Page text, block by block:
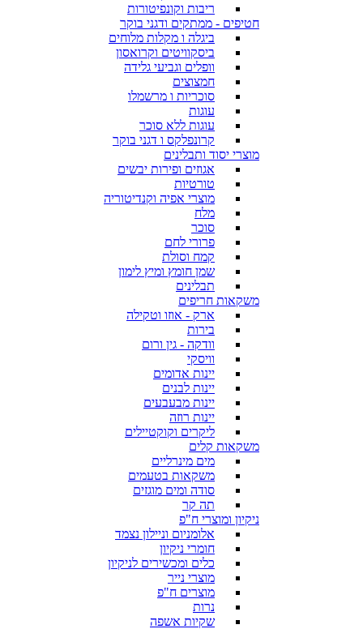
ריבות וקונפיטורות
חטיפים - ממתקים ודגני בוקר
ביגלה ו מקלות מלוחים
ביסקוויטים וקרואסון
וופלים וגביעי גלידה
חמצוצים
סוכריות ו מרשמלו
עוגות
עוגות ללא סוכר
קרונפלקס ו דגני בוקר
מוצרי יסוד ותבלינים
אגוזים ופירות יבשים
טורטיות
מוצרי אפיה וקנדיטוריה
מלח
סוכר
פרורי לחם
קמח וסולת
שמן חומץ ומיץ לימון
תבלינים
משקאות חריפים
ארק - אוזו וטקילה
בירות
וודקה - גין ורום
וויסקי
יינות אדומים
יינות לבנים
יינות מבעבעים
יינות רוזה
ליקרים וקוקטיילים
משקאות קלים
מים מינרליים
משקאות בטעמים
סודה ומים מוגזים
תה קר
ניקיון ומוצרי ח"פ
אלומניום וניילון נצמד
חומרי ניקיון
כלים ומכשירים לניקיון
מוצרי נייר
מוצרים ח"פ
נרות
שקיות אשפה